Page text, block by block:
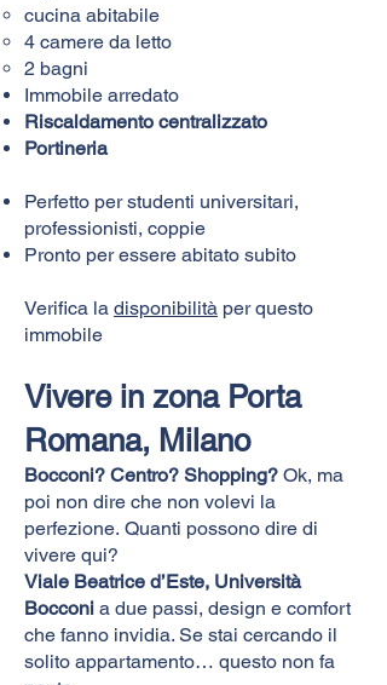
cucina abitabile
4 camere da letto
2 bagni
Immobile arredato
Riscaldamento centralizzato
Portineria
Perfetto per studenti universitari,
professionisti, coppie
Pronto per essere abitato subito
Verifica la disponibilità per questo
immobile
Vivere in zona Porta
Romana, Milano
Bocconi? Centro? Shopping? Ok, ma
poi non dire che non volevi la
perfezione. Quanti possono dire di
vivere qui?
Viale Beatrice d’Este, Università
Bocconi a due passi, design e comfort
che fanno invidia. Se stai cercando il
solito appartamento… questo non fa